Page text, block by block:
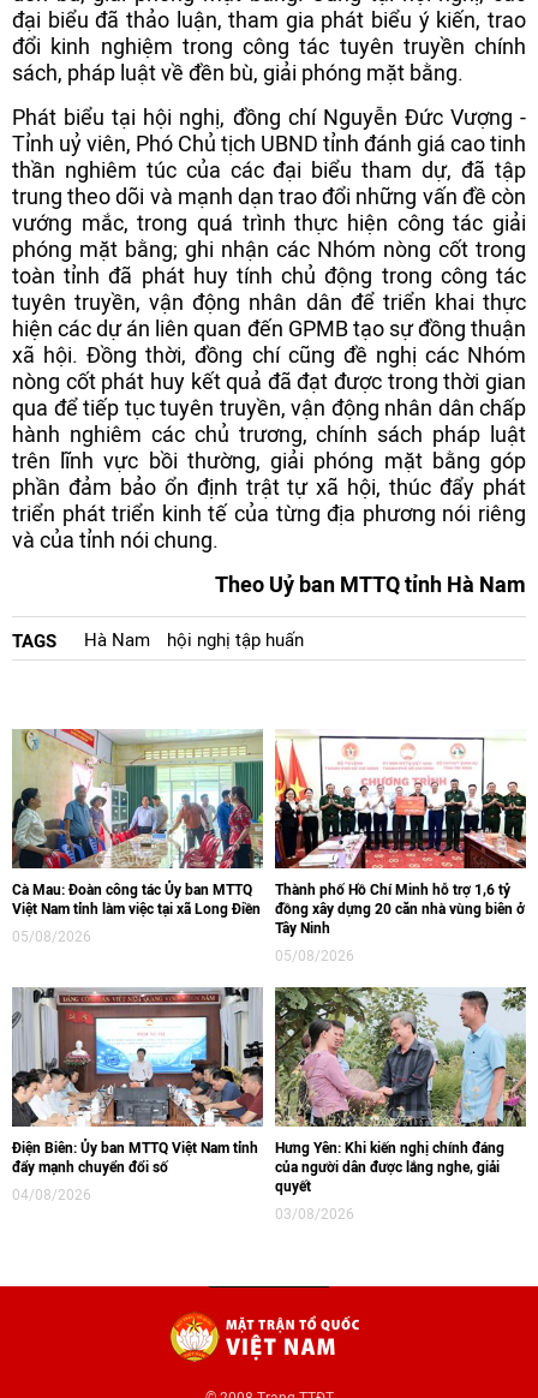
đại biểu đã thảo luận, tham gia phát biểu ý kiến, trao
đổi kinh nghiệm trong công tác tuyên truyền chính
sách, pháp luật về đền bù, giải phóng mặt bằng.
Phát biểu tại hội nghị, đồng chí Nguyễn Đức Vượng -
Tỉnh uỷ viên, Phó Chủ tịch UBND tỉnh đánh giá cao tinh
thần nghiêm túc của các đại biểu tham dự, đã tập
trung theo dõi và mạnh dạn trao đổi những vấn đề còn
vướng mắc, trong quá trình thực hiện công tác giải
phóng mặt bằng; ghi nhận các Nhóm nòng cốt trong
toàn tỉnh đã phát huy tính chủ động trong công tác
tuyên truyền, vận động nhân dân để triển khai thực
hiện các dự án liên quan đến GPMB tạo sự đồng thuận
xã hội. Đồng thời, đồng chí cũng đề nghị các Nhóm
nòng cốt phát huy kết quả đã đạt được trong thời gian
qua để tiếp tục tuyên truyền, vận động nhân dân chấp
hành nghiêm các chủ trương, chính sách pháp luật
trên lĩnh vực bồi thường, giải phóng mặt bằng góp
phần đảm bảo ổn định trật tự xã hội, thúc đẩy phát
triển phát triển kinh tế của từng địa phương nói riêng
và của tỉnh nói chung.
Theo Uỷ ban MTTQ tỉnh Hà Nam
TAGS Hà Nam hội nghị tập huấn
Cà Mau: Đoàn công tác Ủy ban MTTQ
Việt Nam tỉnh làm việc tại xã Long Điền
05/08/2026
Thành phố Hồ Chí Minh hỗ trợ 1,6 tỷ
đồng xây dựng 20 căn nhà vùng biên ở
Tây Ninh
05/08/2026
Điện Biên: Ủy ban MTTQ Việt Nam tỉnh
đẩy mạnh chuyển đổi số
04/08/2026
Hưng Yên: Khi kiến nghị chính đáng
của người dân được lắng nghe, giải
quyết
03/08/2026